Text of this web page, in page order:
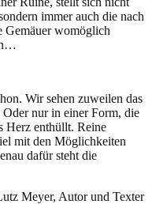
immer auch die nach
Gemäuer womöglich
Wir sehen zuweilen das
Oder nur in einer Form, die
Herz enthüllt. Reine
mit den Möglichkeiten
dafür steht die
Meyer, Autor und Texter